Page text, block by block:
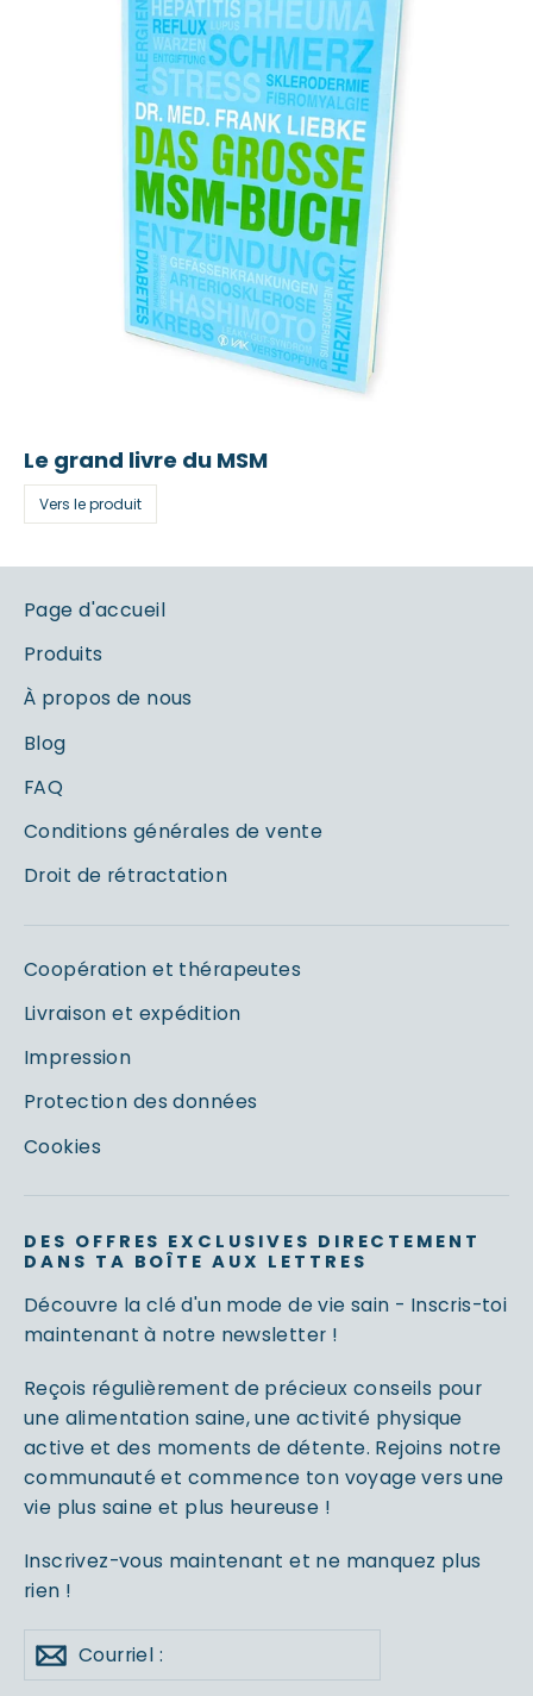
Le grand livre du MSM
Vers le produit
Page d'accueil
Produits
À propos de nous
Blog
FAQ
Conditions générales de vente
Droit de rétractation
Coopération et thérapeutes
Livraison et expédition
Impression
Protection des données
Cookies
DES OFFRES EXCLUSIVES DIRECTEMENT
DANS TA BOÎTE AUX LETTRES
Découvre la clé d'un mode de vie sain - Inscris-toi
maintenant à notre newsletter !
Reçois régulièrement de précieux conseils pour
une alimentation saine, une activité physique
active et des moments de détente. Rejoins notre
communauté et commence ton voyage vers une
vie plus saine et plus heureuse !
Inscrivez-vous maintenant et ne manquez plus
rien !
Courriel
:
S'abonner
à